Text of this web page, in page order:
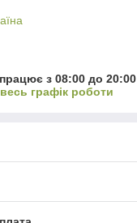
з 08:00 до 20:00
графік роботи